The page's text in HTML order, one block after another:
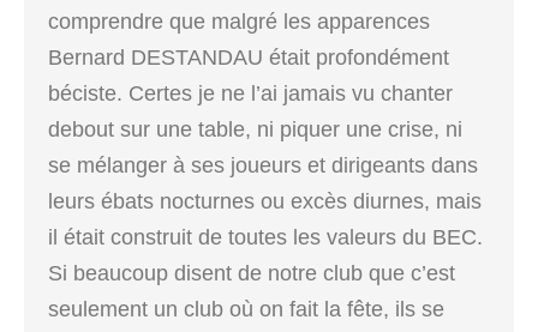
comprendre que malgré les apparences
Bernard DESTANDAU était profondément
béciste. Certes je ne l’ai jamais vu chanter
debout sur une table, ni piquer une crise, ni
se mélanger à ses joueurs et dirigeants dans
leurs ébats nocturnes ou excès diurnes, mais
il était construit de toutes les valeurs du BEC.
Si beaucoup disent de notre club que c’est
seulement un club où on fait la fête, ils se